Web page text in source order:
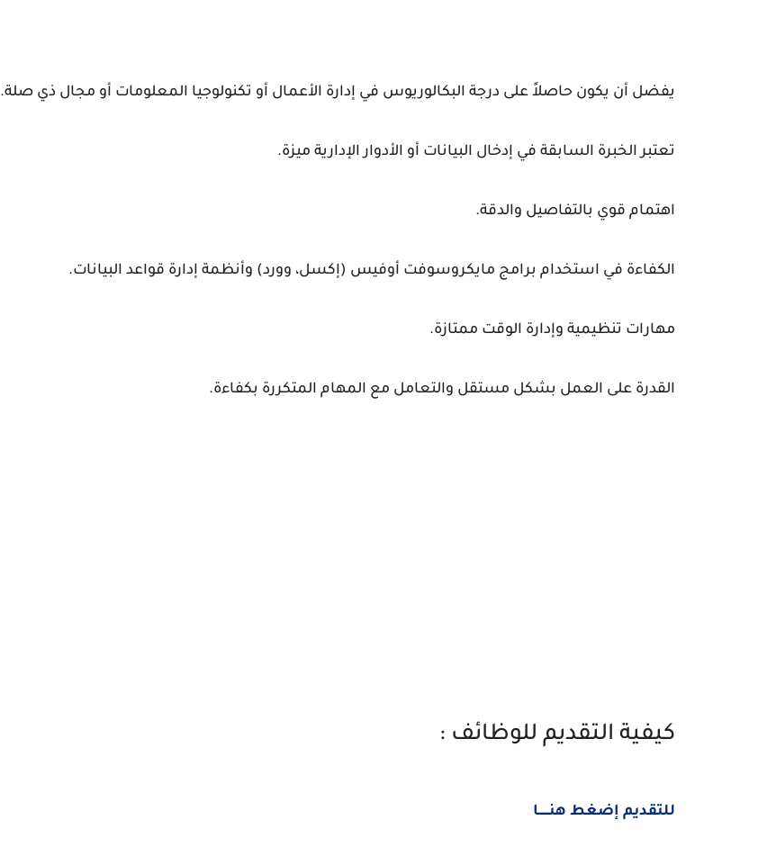
يفضل أن يكون حاصلاً على درجة البكالوريوس في إدارة الأعمال أو تكنولوجيا المعلومات أو مجال ذي صلة.
تعتبر الخبرة السابقة في إدخال البيانات أو الأدوار الإدارية ميزة.
اهتمام قوي بالتفاصيل والدقة.
الكفاءة في استخدام برامج مايكروسوفت أوفيس (إكسل، وورد) وأنظمة إدارة قواعد البيانات.
مهارات تنظيمية وإدارة الوقت ممتازة.
القدرة على العمل بشكل مستقل والتعامل مع المهام المتكررة بكفاءة.
كيفية التقديم للوظائف :
للتقديم إضغط هنــــــا